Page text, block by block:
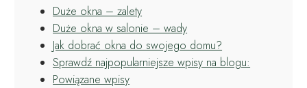
Duże okna – zalety
Duże okna w salonie – wady
Jak dobrać okna do swojego domu?
Sprawdź najpopularniejsze wpisy na blogu:
Powiązane wpisy